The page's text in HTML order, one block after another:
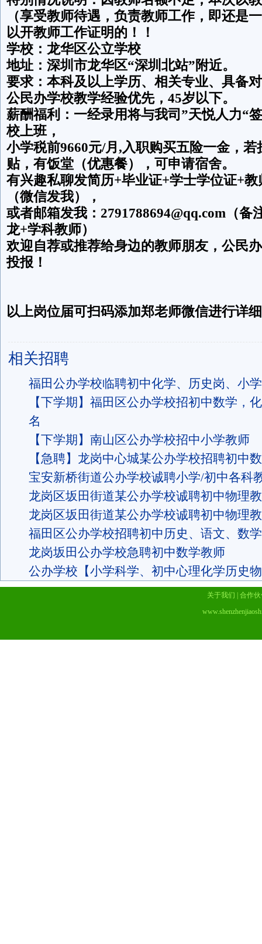
（享受教师待遇，负责教师工作，即还是
以开教师工作证明的！！
学校：龙华区公立学校
地址：深圳市龙华区“深圳北站”附近。
要求：本科及以上学历、相关专业、具备
公民办学校教学经验优先，45岁以下。
薪酬福利：一经录用将与我司”天悦人力“
校上班，
小学税前9660元/月,入职购买五险一金，
贴，有饭堂（优惠餐），可申请宿舍。
有兴趣私聊发简历+毕业证+学士学位证+
（微信发我），
或者邮箱发我：2791788694@qq.com（备
龙+学科教师）
欢迎自荐或推荐给身边的教师朋友，公民
投报！
以上岗位届可扫码添加郑老师微信进行详
相关招聘
福田公办学校临聘初中化学、历史岗、小
【下学期】福田区公办学校招初中数学，
名
【下学期】南山区公办学校招中小学教师
【急聘】龙岗中心城某公办学校招聘初中
宝安新桥街道公办学校诚聘小学/初中各科
龙岗区坂田街道某公办学校诚聘初中物理
龙岗区坂田街道某公办学校诚聘初中物理
福田区公办学校招聘初中历史、语文、数
龙岗坂田公办学校急聘初中数学教师
公办学校【小学科学、初中心理化学历史
关于我们
合作